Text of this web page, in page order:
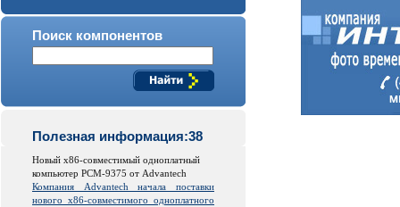
Поиск компонентов
Полезная информация:38
Новый x86-совместимый одноплатный
компьютер PCM-9375 от Advantech
Компания Advantech начала поставки
нового x86-совместимого одноплатного